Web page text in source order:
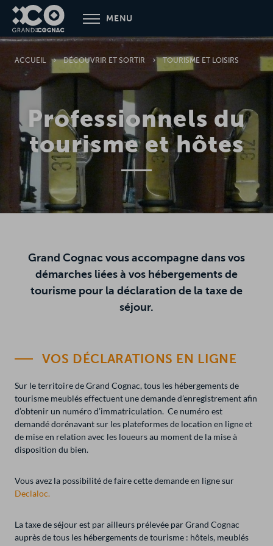
Aller
contenu
principal
MENU
ACCUEIL DÉCOUVRIR ET SORTIR TOURISME ET LOISIRS
Professionnels du
tourisme et hôtes
Grand Cognac vous accompagne dans vos
démarches liées à vos hébergements de
tourisme pour la déclaration de la taxe de
séjour.
VOS DÉCLARATIONS EN LIGNE
Sur le territoire de Grand Cognac, tous les hébergements de
tourisme meublés effectuent une demande d’enregistrement afin
d’obtenir un numéro d’immatriculation. Ce numéro est
demandé dorénavant sur les plateformes de location en ligne et
de mise en relation avec les loueurs au moment de la mise à
disposition du bien.
Vous avez la possibilité de faire cette demande en ligne sur
Declaloc.
La taxe de séjour est par ailleurs prélevée par Grand Cognac
auprès de tous les hébergements de tourisme : hôtels, meublés